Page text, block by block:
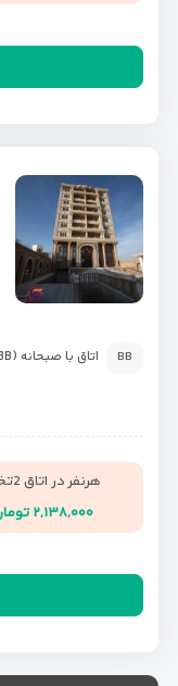
BB اتاق با صبحانه (BB)
هرنفر در اتاق 2تخته
۲,۱۳۸,۰۰۰ تومان